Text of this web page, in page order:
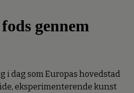
gennem
i dag som Europas hovedstad
eksperimenterende kunst